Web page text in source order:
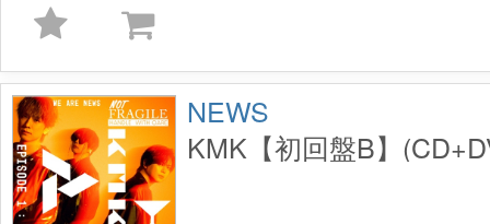
NEWS
KMK【初回盤B】